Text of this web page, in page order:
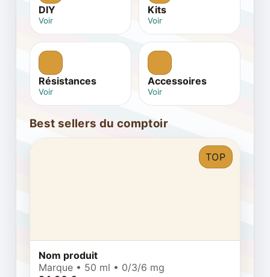
DIY
Voir
Kits
Voir
Résistances
Voir
Accessoires
Voir
Best sellers du comptoir
TOP
Nom produit
Marque • 50 ml • 0/3/6 mg